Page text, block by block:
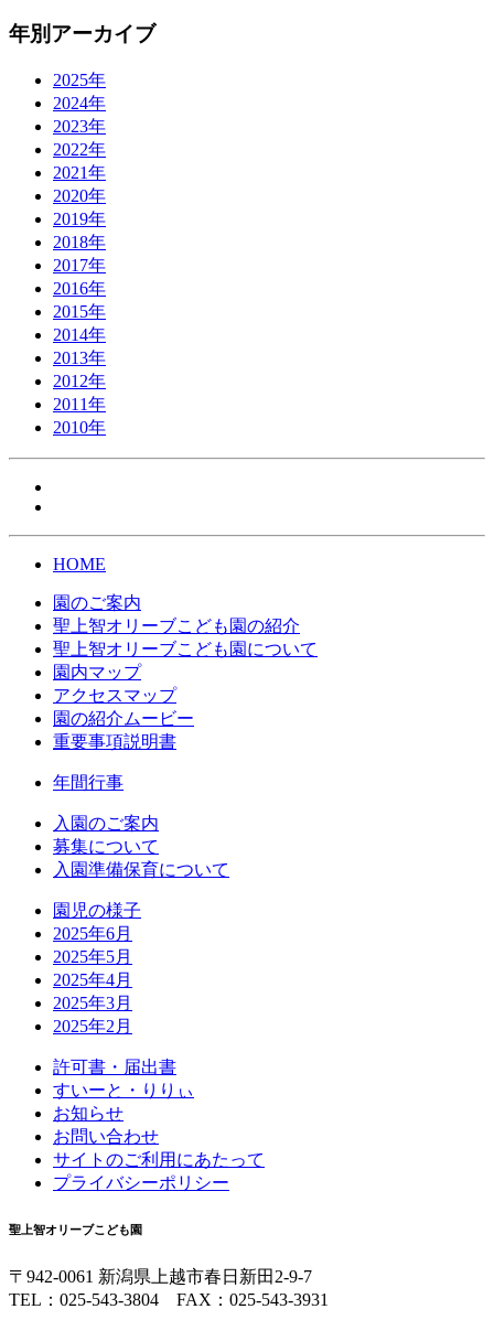
年別アーカイブ
2025年
2024年
2023年
2022年
2021年
2020年
2019年
2018年
2017年
2016年
2015年
2014年
2013年
2012年
2011年
2010年
HOME
園のご案内
聖上智オリーブこども園の紹介
聖上智オリーブこども園について
園内マップ
アクセスマップ
園の紹介ムービー
重要事項説明書
年間行事
入園のご案内
募集について
入園準備保育について
園児の様子
2025年6月
2025年5月
2025年4月
2025年3月
2025年2月
許可書・届出書
すいーと・りりぃ
お知らせ
お問い合わせ
サイトのご利用にあたって
プライバシーポリシー
聖上智オリーブこども園
〒942-0061 新潟県上越市春日新田2-9-7
TEL：025-543-3804 FAX：025-543-3931